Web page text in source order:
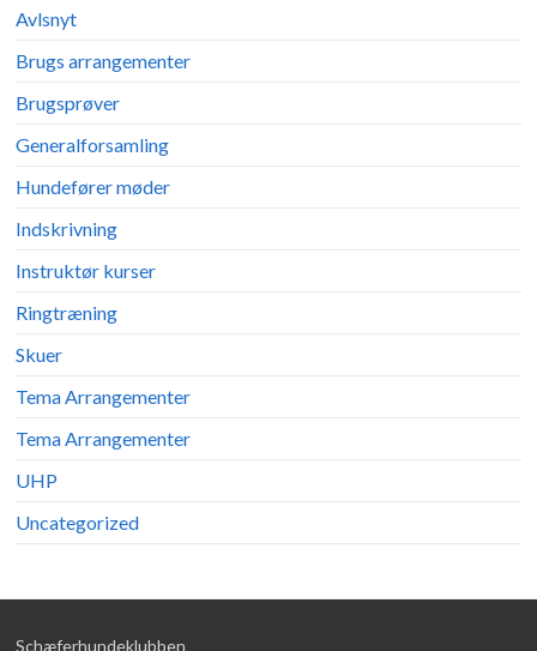
Avlsnyt
Brugs arrangementer
Brugsprøver
Generalforsamling
Hundefører møder
Indskrivning
Instruktør kurser
Ringtræning
Skuer
Tema Arrangementer
Tema Arrangementer
UHP
Uncategorized
Schæferhundeklubben